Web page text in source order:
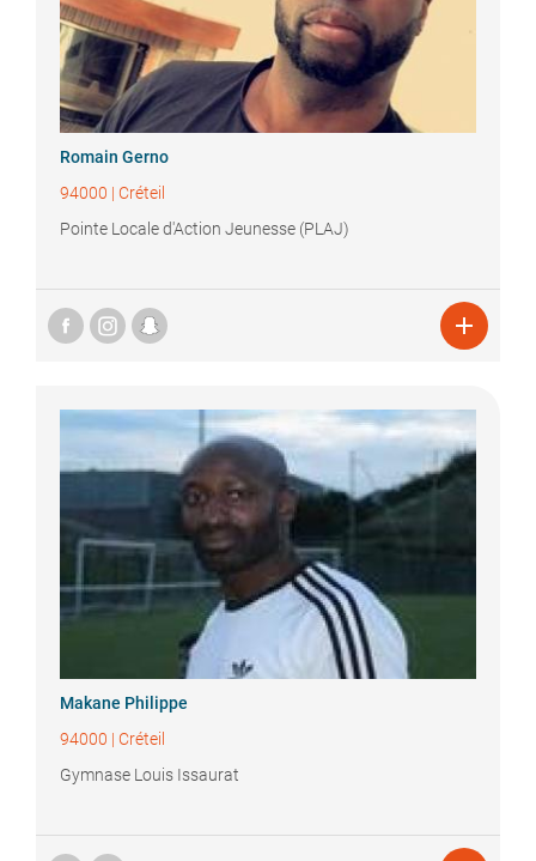
Romain Gerno
94000 | Créteil
Pointe Locale d'Action Jeunesse (PLAJ)

Makane Philippe
94000 | Créteil
Gymnase Louis Issaurat